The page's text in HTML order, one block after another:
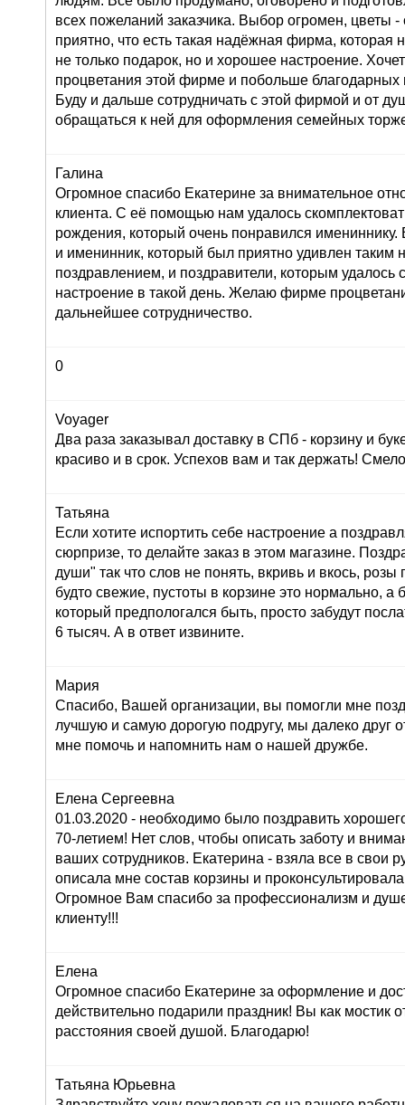
всех пожеланий заказчика. Выбор огромен, цветы
приятно, что есть такая надёжная фирма, которая
не только подарок, но и хорошее настроение.
процветания этой фирме и побольше благодарных
Буду и дальше сотрудничать с этой фирмой и от
обращаться к ней для оформления семейных
Галина
Огромное спасибо Екатерине за внимательное
клиента. С её помощью нам удалось
рождения, который очень понравился имениннику.
и именинник, который был приятно удивлен таким
поздравлением, и поздравители, которым удалось
настроение в такой день. Желаю фирме
дальнейшее сотрудничество.
0
Voyager
Два раза заказывал доставку в СПб - корзину и
красиво и в срок. Успехов вам и так держать!
Татьяна
Если хотите испортить себе настроение а
сюрпризе, то делайте заказ в этом магазине.
души" так что слов не понять, вкривь и вкось, розы
будто свежие, пустоты в корзине это нормально, а
который предпологался быть, просто забудут
6 тысяч. А в ответ извините.
Мария
Спасибо, Вашей организации, вы помогли мне
лучшую и самую дорогую подругу, мы далеко друг
мне помочь и напомнить нам о нашей дружбе.
Елена Сергеевна
01.03.2020 - необходимо было поздравить
70-летием! Нет слов, чтобы описать заботу и
ваших сотрудников. Екатерина - взяла все в свои
описала мне состав корзины и
Огромное Вам спасибо за профессионализм и
клиенту!!!
Елена
Огромное спасибо Екатерине за оформление и
действительно подарили праздник! Вы как мостик
расстояния своей душой. Благодарю!
Татьяна Юрьевна